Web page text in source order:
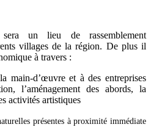
un lieu de rassemblement
villages de la région. De plus il
à travers :
main-d’œuvre et à des entreprises
l’aménagement des abords, la
activités artistiques
présentes à proximité immédiate